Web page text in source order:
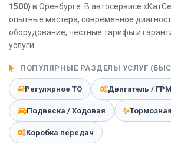
1500) в Оренбурге. В автосервисе
опытные мастера, современное
оборудование, честные тарифы и
услуги.
ПОПУЛЯРНЫЕ РАЗДЕЛЫ УСЛУГ
Регулярное ТО Двигатель / ГРМ
Подвеска / Ходовая
Коробка передач